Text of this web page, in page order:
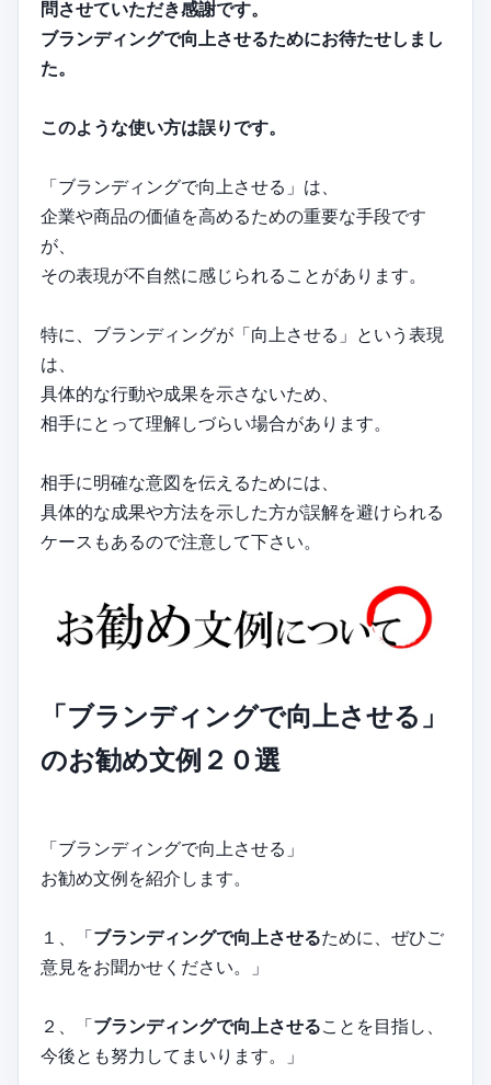
問させていただき感謝です。
ブランディングで向上させるためにお待たせしまし
た。
このような使い方は誤りです。
「ブランディングで向上させる」は、
企業や商品の価値を高めるための重要な手段です
が、
その表現が不自然に感じられることがあります。
特に、ブランディングが「向上させる」という表現
は、
具体的な行動や成果を示さないため、
相手にとって理解しづらい場合があります。
相手に明確な意図を伝えるためには、
具体的な成果や方法を示した方が誤解を避けられる
ケースもあるので注意して下さい。
「ブランディングで向上させる」
のお勧め文例２０選
「ブランディングで向上させる」
お勧め文例を紹介します。
１、「ブランディングで向上させるために、ぜひご
意見をお聞かせください。」
２、「ブランディングで向上させることを目指し、
今後とも努力してまいります。」